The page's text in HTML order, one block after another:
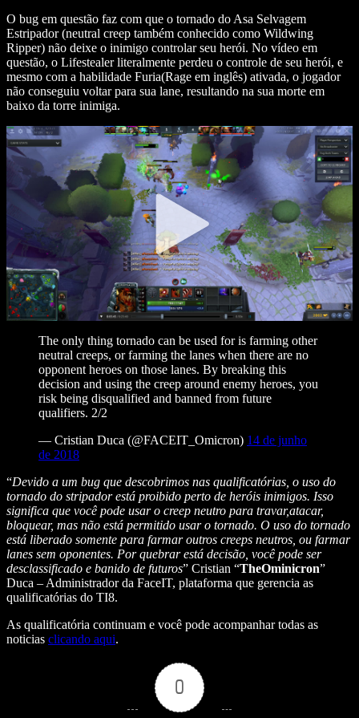
O bug em questão faz com que o tornado do Asa Selvagem
Estripador (neutral creep também conhecido como Wildwing
Ripper) não deixe o inimigo controlar seu herói. No vídeo em
questão, o Lifestealer literalmente perdeu o controle de seu herói, e
mesmo com a habilidade Furia(Rage em inglês) ativada, o jogador
não conseguiu voltar para sua lane, resultando na sua morte em
baixo da torre inimiga.
The only thing tornado can be used for is farming other
neutral creeps, or farming the lanes when there are no
opponent heroes on those lanes. By breaking this
decision and using the creep around enemy heroes, you
risk being disqualified and banned from future
qualifiers. 2/2
— Cristian Duca (@FACEIT_Omicron) 14 de junho
de 2018
“Devido a um bug que descobrimos nas qualificatórias, o uso do
tornado do stripador está proibido perto de heróis inimigos. Isso
significa que você pode usar o creep neutro para travar,atacar,
bloquear, mas não está permitido usar o tornado. O uso do tornado
está liberado somente para farmar outros creeps neutros, ou farmar
lanes sem oponentes. Por quebrar está decisão, você pode ser
desclassificado e banido de futuros” Cristian “TheOminicron”
Duca – Administrador da FaceIT, plataforma que gerencia as
qualificatórias do TI8.
As qualificatória continuam e você pode acompanhar todas as
noticias clicando aqui.
0